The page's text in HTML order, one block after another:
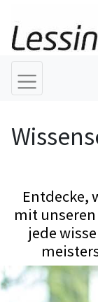
Entdecke,
mit
jede